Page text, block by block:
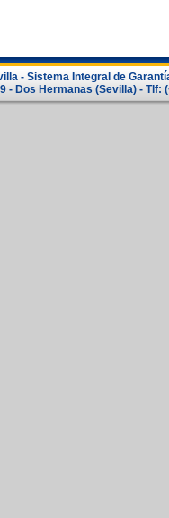
- Sistema Integral de
Dos Hermanas (Sevilla) - Tlf: